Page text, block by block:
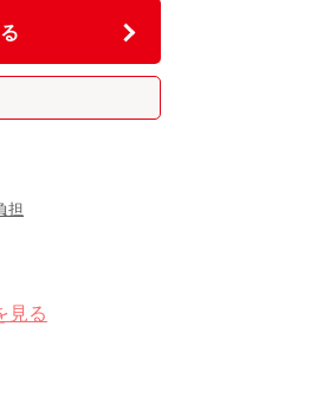
担
見る